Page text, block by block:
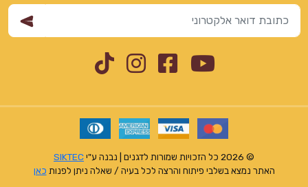
YouTube
Facebook
Instagram
TikTok
© 2026 כל הזכויות שמורות לדגנים | נבנה ע"י
SIKTEC
האתר נמצא בשלבי פיתוח והרצה לכל בעיה / שאלה ניתן לפנות כאן